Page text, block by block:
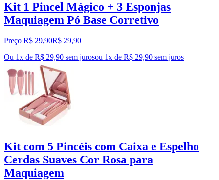
Kit 1 Pincel Mágico + 3 Esponjas
Maquiagem Pó Base Corretivo
Preço R$ 29,90R$ 29,90
Ou 1x de R$ 29,90 sem jurosou 1x de R$ 29,90 sem juros
Kit com 5 Pincéis com Caixa e Espelho
Cerdas Suaves Cor Rosa para
Maquiagem